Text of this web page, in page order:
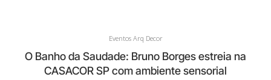
Eventos Arq Decor
O Banho da Saudade: Bruno Borges estreia na
CASACOR SP com ambiente sensorial